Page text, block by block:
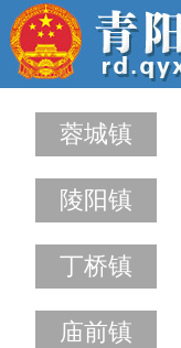
蓉城镇
陵阳镇
丁桥镇
庙前镇